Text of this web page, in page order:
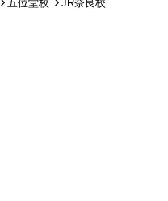
五位堂校
JR奈良校